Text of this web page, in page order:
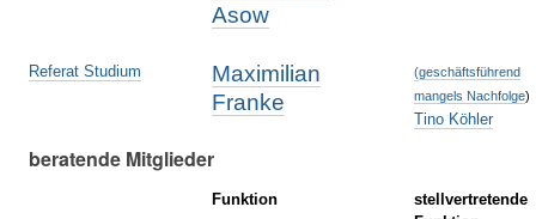
Asow
Referat Studium
Maximilian
Franke
(geschäftsführend
mangels Nachfolge)
Tino Köhler
beratende Mitglieder
Funktion
stellvertretende